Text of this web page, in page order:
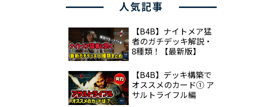
人気記事
【B4B】ナイトメア猛
者のガチデッキ解説・
8種類！【最新版】
【B4B】デッキ構築で
オススメのカード① ア
サルトライフル編